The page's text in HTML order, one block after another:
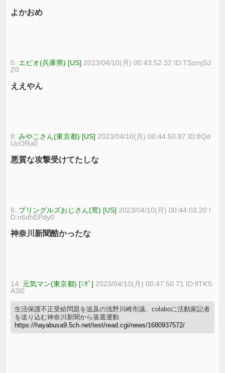
よかおめ
5: エビオ(兵庫県) [US] 2023/04/10(月) 00:43:52.32 ID:TSzmjSJ
Z0
ええやん
8:みやこさん(東京都) [US] 2023/04/10(月) 00:44:50.87 ID:8Qd
UcORa0
悪質な攻撃受けてたしな
6: プリングルズおじさん(茸) [US] 2023/04/10(月) 00:44:03.20 I
D:n6dhEPdy0
神奈川新聞酷かったな
14: 元気マン(東京都) [ﾆﾀﾞ] 2023/04/10(月) 00:47:50.71 ID:flTKS
A3i0
生活保護不正受給問題を追及の浅野川崎市議、colaboに活動家記者
を送り込む神奈川新聞から落選運動
https://hayabusa9.5ch.net/test/read.cgi/news/1680937572/